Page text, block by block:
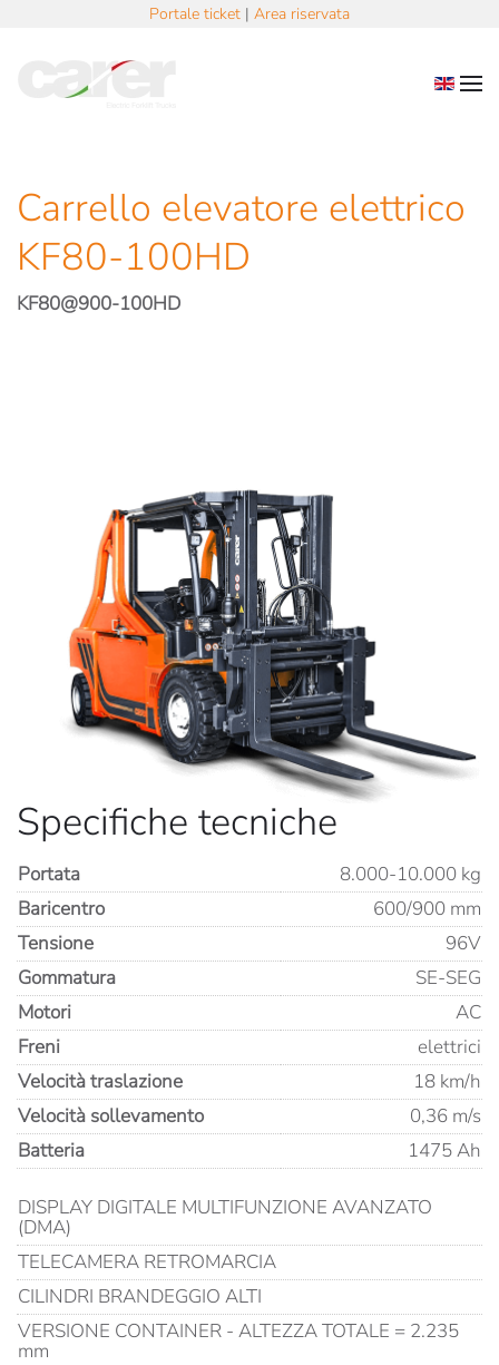
Skip to main content
Carrello elevatore elettrico
KF80-100HD
KF80@900-100HD
Specifiche tecniche
Portata
8.000-10.000 kg
Baricentro
600/900 mm
Tensione
96V
Gommatura
SE-SEG
Motori
AC
Freni
elettrici
Velocità traslazione
18 km/h
Velocità sollevamento
0,36 m/s
Batteria
1475 Ah
DISPLAY DIGITALE MULTIFUNZIONE AVANZATO
(DMA)
TELECAMERA RETROMARCIA
CILINDRI BRANDEGGIO ALTI
VERSIONE CONTAINER - ALTEZZA TOTALE = 2.235
mm
Portale ticket | Area riservata